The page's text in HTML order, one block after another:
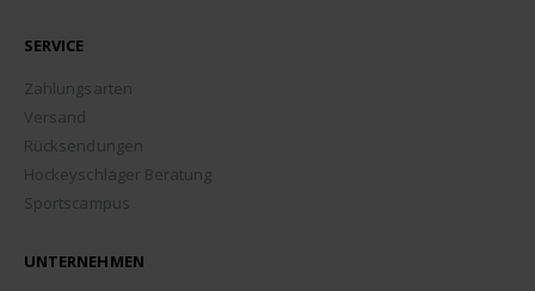
SERVICE
Zahlungsarten
Versand
Rücksendungen
Hockeyschläger Beratung
Sportscampus
UNTERNEHMEN